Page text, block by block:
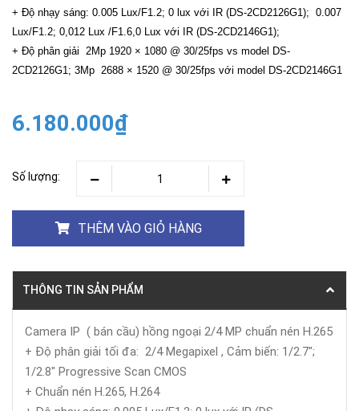
+ Độ nhạy sáng: 0.005 Lux/F1.2; 0 lux với IR (DS-2CD2126G1); 0.007
Lux/F1.2; 0,012 Lux /F1.6,0 Lux với IR (DS-2CD2146G1);
+ Độ phân giải 2Mp 1920 × 1080 @ 30/25fps vs model DS-
2CD2126G1; 3Mp 2688 × 1520 @ 30/25fps với model DS-2CD2146G1
6.180.000₫
Số lượng:
THÊM VÀO GIỎ HÀNG
THÔNG TIN SẢN PHẨM
Camera IP ( bán cầu) hồng ngoại 2/4 MP chuẩn nén H.265
+ Độ phân giải tối đa: 2/4 Megapixel , Cảm biến: 1/2.7";
1/2.8" Progressive Scan CMOS
+ Chuẩn nén H.265, H.264